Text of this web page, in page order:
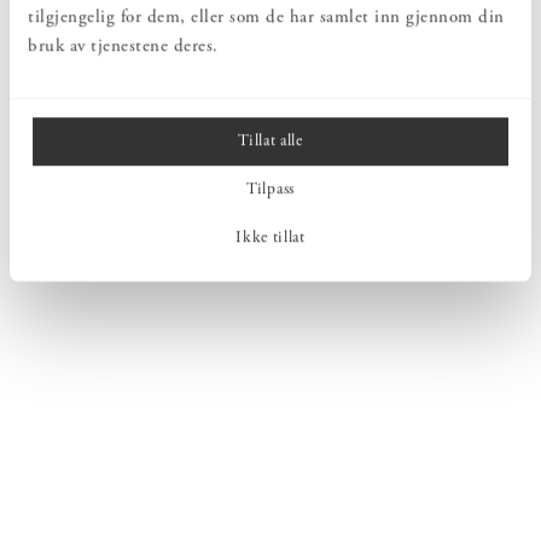
tilgjengelig for dem, eller som de har samlet inn gjennom din
bruk av tjenestene deres.
Tillat alle
Tilpass
Ikke tillat